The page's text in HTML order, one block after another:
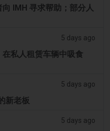
IMH 寻求帮助；部分人
5 days ago
私人租赁车辆中吸食
5 days ago
新老板
5 days ago